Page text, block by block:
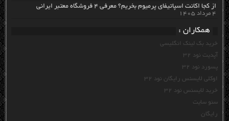
از کجا اکانت اسپاتیفای پرمیوم بخریم؟ معرفی ۴ فروشگاه معتبر ایرانی
۴ مرداد ۱۴۰۵
همکاران :
خرید بک لینک انگلیسی
آپدیت نود 32
پسورد نود 32
اوکلی لایسنس رایگان نود 32
خرید لایسنس نود 32
سئو سایت
رایگان